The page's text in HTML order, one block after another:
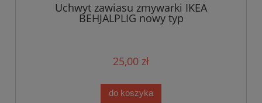
Uchwyt zawiasu zmywarki IKEA
BEHJALPLIG nowy typ
25,00 zł
do koszyka